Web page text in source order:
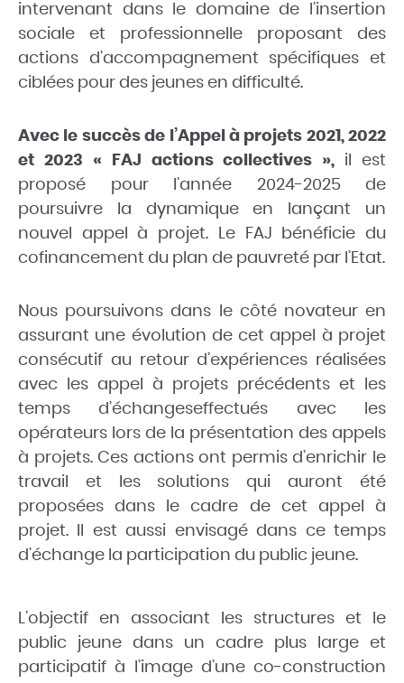
intervenant dans le domaine de l’insertion
sociale et professionnelle proposant des
actions d’accompagnement spécifiques et
ciblées pour des jeunes en difficulté.
Avec le succès de l’Appel à projets 2021, 2022
et 2023 « FAJ actions collectives », il est
proposé pour l’année 2024-2025 de
poursuivre la dynamique en lançant un
nouvel appel à projet. Le FAJ bénéficie du
cofinancement du plan de pauvreté par l’Etat.
Nous poursuivons dans le côté novateur en
assurant une évolution de cet appel à projet
consécutif au retour d’expériences réalisées
avec les appel à projets précédents et les
temps d’échangeseffectués avec les
opérateurs lors de la présentation des appels
à projets. Ces actions ont permis d’enrichir le
travail et les solutions qui auront été
proposées dans le cadre de cet appel à
projet. Il est aussi envisagé dans ce temps
d’échange la participation du public jeune.
L’objectif en associant les structures et le
public jeune dans un cadre plus large et
participatif à l’image d’une co-construction